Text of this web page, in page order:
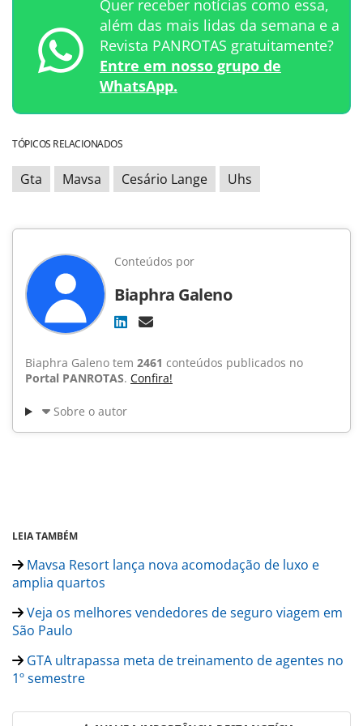
Quer receber notícias como essa,
além das mais lidas da semana e a
Revista PANROTAS gratuitamente?
Entre em nosso grupo de
WhatsApp.
TÓPICOS RELACIONADOS
Gta Mavsa Cesário Lange Uhs
Conteúdos por
Biaphra Galeno
Biaphra Galeno tem 2461 conteúdos publicados no
Portal PANROTAS. Confira!
Sobre o autor
LEIA TAMBÉM
Mavsa Resort lança nova acomodação de luxo e
amplia quartos
Veja os melhores vendedores de seguro viagem em
São Paulo
GTA ultrapassa meta de treinamento de agentes no
1º semestre